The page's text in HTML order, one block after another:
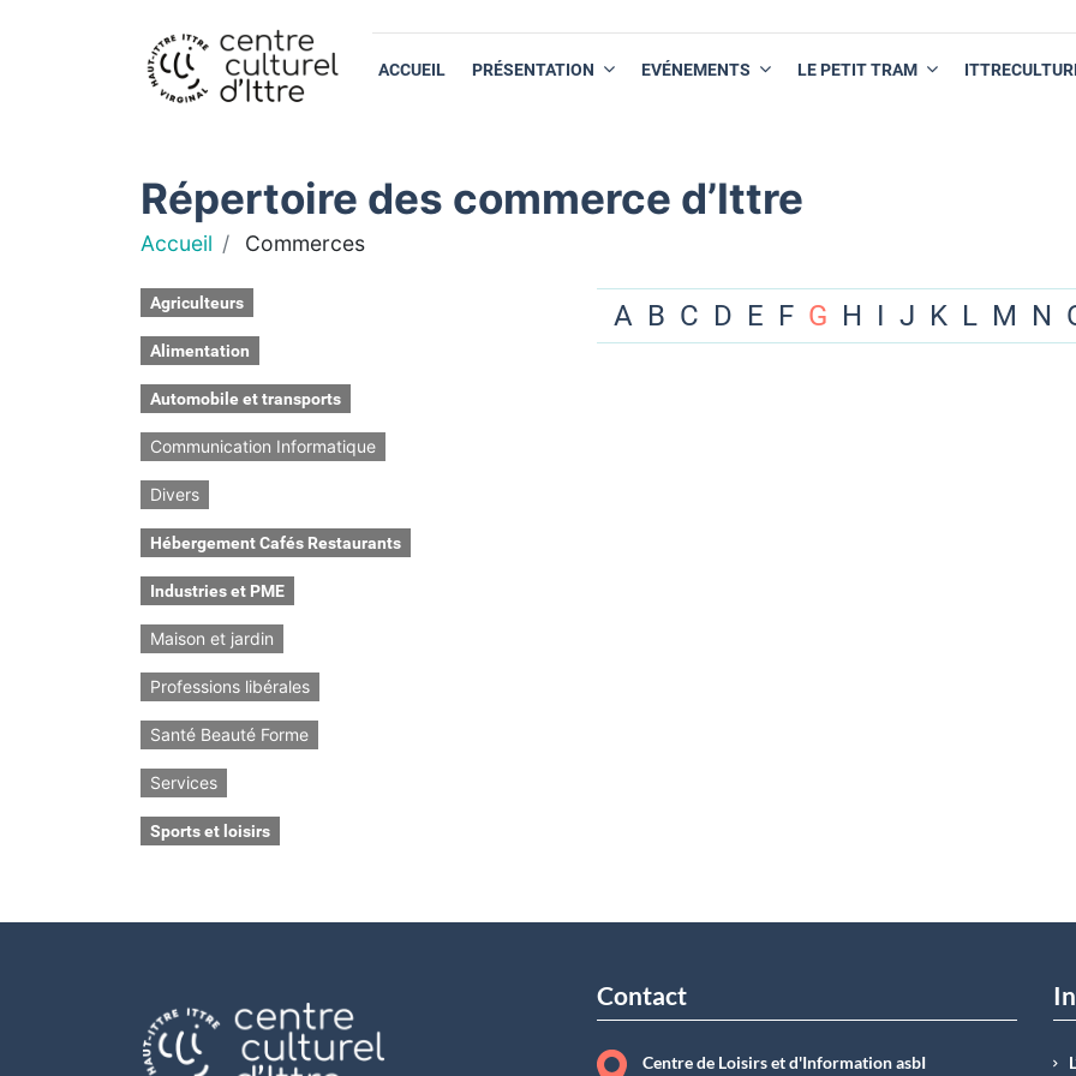
ACCUEIL PRÉSENTATION EVÉNEMENTS LE PETIT TRAM
Répertoire des commerce d’Ittre
Accueil Commerces
Agriculteurs
Alimentation
Automobile et transports
Communication Informatique
Divers
Hébergement Cafés Restaurants
Industries et PME
Maison et jardin
Professions libérales
Santé Beauté Forme
Services
Sports et loisirs
A B C D E F G H I J K L M N
Contact
Centre de Loisirs et d'Information asbI